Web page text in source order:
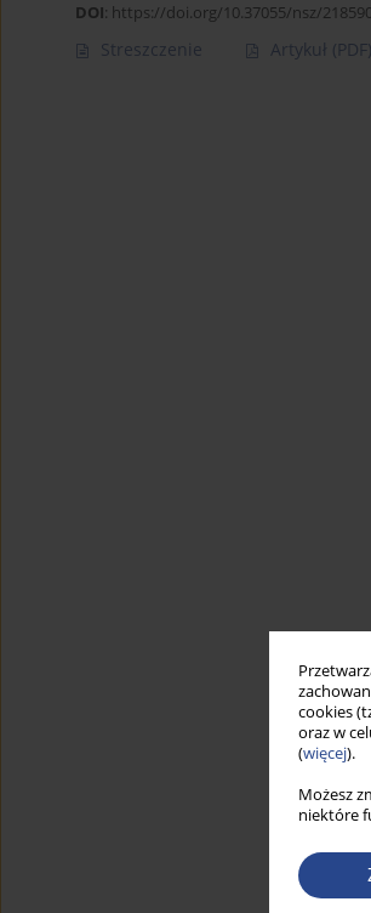
cookies
oraz w
(więcej).
Możesz
niektóre
DOI: https://doi.org/10.37055/nsz/
Streszczenie Artykuł (PDF)